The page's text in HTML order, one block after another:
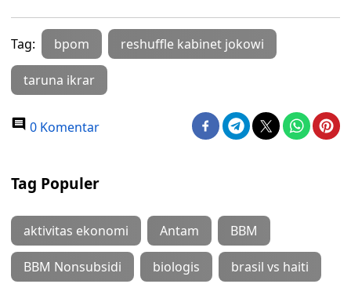
Tag: bpom reshuffle kabinet jokowi
taruna ikrar
0 Komentar
Tag Populer
aktivitas ekonomi Antam BBM
BBM Nonsubsidi biologis brasil vs haiti